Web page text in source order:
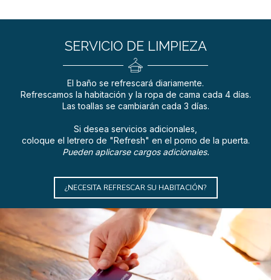
SERVICIO DE LIMPIEZA
El baño se refrescará diariamente.
Refrescamos la habitación y la ropa de cama cada 4 días.
Las toallas se cambiarán cada 3 días.
Si desea servicios adicionales,
coloque el letrero de "Refresh" en el pomo de la puerta.
Pueden aplicarse cargos adicionales.
¿NECESITA REFRESCAR SU HABITACIÓN?